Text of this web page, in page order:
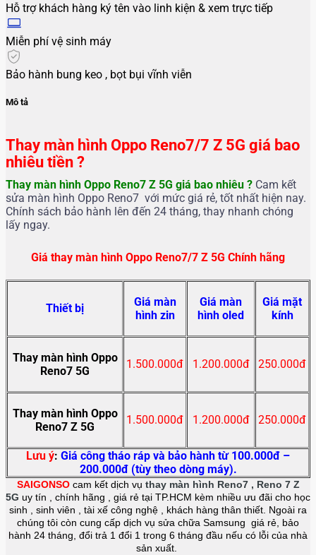
Hỗ trợ khách hàng ký tên vào linh kiện & xem trực tiếp
Miễn phí vệ sinh máy
Bảo hành bung keo , bọt bụi vĩnh viễn
Mô tả
Thay màn hình Oppo Reno7/7 Z 5G giá bao
nhiêu tiền ?
Thay màn hình Oppo Reno7 Z 5G giá bao nhiêu ? Cam kết
sửa màn hình Oppo Reno7 với mức giá rẻ, tốt nhất hiện nay.
Chính sách bảo hành lên đến 24 tháng, thay nhanh chóng
lấy ngay.
Giá thay màn hình Oppo Reno7/7 Z 5G Chính hãng
Thiết bị
Giá màn
hình zin
Giá màn
hình oled
Giá mặt
kính
Thay màn hình Oppo
Reno7 5G
1.500.000đ 1.200.000đ 250.000đ
Thay màn hình Oppo
Reno7 Z 5G
1.500.000đ 1.200.000đ 250.000đ
Lưu ý: Giá công tháo ráp và bảo hành từ 100.000đ –
200.000đ (tùy theo dòng máy).
SAIGONSO cam kết dịch vụ thay màn hình Reno7 , Reno 7 Z
5G uy tín , chính hãng , giá rẻ tại TP.HCM kèm nhiều ưu đãi cho học
sinh , sinh viên , tài xế công nghệ , khách hàng thân thiết. Ngoài ra
chúng tôi còn cung cấp dịch vụ sửa chữa Samsung giá rẻ, bảo
hành 24 tháng, đổi trả 1 đổi 1 trong 6 tháng đầu nếu có lỗi của nhà
sản xuất.